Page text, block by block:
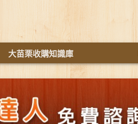
大苗栗收購知識庫